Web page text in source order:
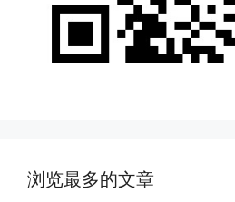
浏览最多的文章